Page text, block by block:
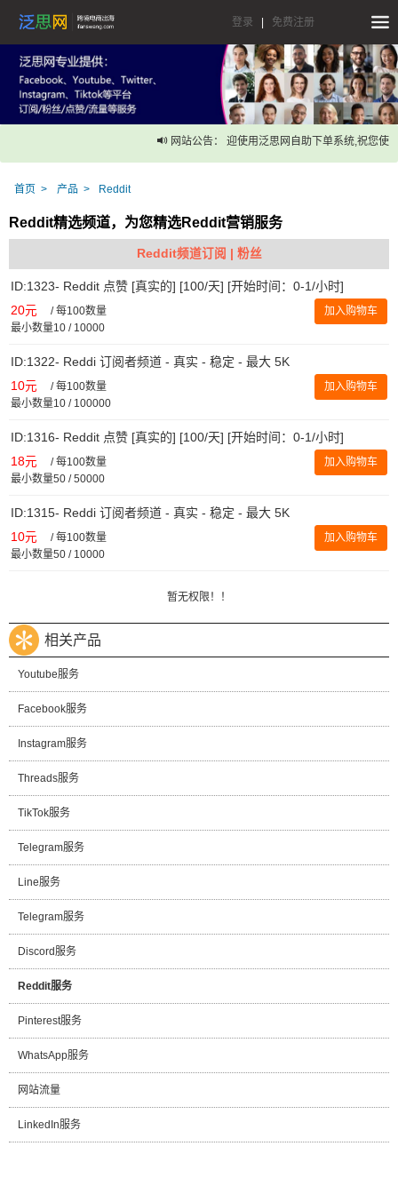
登录 免费注册
网站公告： 迎使用泛思网自助下单系统,祝您使用
首页 产品 Reddit
Reddit精选频道，为您精选Reddit营销服务
Reddit频道订阅 | 粉丝
ID:1323- Reddit 点赞 [真实的] [100/天] [开始时间：0-1/小时]
20元 /每100数量
最小数量10 / 10000
加入购物车
ID:1322- Reddi 订阅者频道 - 真实 - 稳定 - 最大 5K
10元 /每100数量
最小数量10 / 100000
加入购物车
ID:1316- Reddit 点赞 [真实的] [100/天] [开始时间：0-1/小时]
18元 /每100数量
最小数量50 / 50000
加入购物车
ID:1315- Reddi 订阅者频道 - 真实 - 稳定 - 最大 5K
10元 /每100数量
最小数量50 / 10000
加入购物车
暂无权限！！
相关产品
Youtube服务
Facebook服务
Instagram服务
Threads服务
TikTok服务
Telegram服务
Line服务
Telegram服务
Discord服务
Reddit服务
Pinterest服务
WhatsApp服务
网站流量
LinkedIn服务